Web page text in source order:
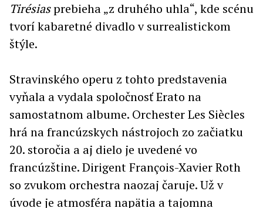
Tirésiasprebieha „z druhého uhla“, kde scénu
tvorí kabaretné divadlo v surrealistickom
štýle.
Stravinského operu z tohto predstavenia
vyňala a vydala spoločnosť Erato na
samostatnom albume. Orchester Les Siècles
hrá na francúzskych nástrojoch zo začiatku
20. storočia a aj dielo je uvedené vo
francúzštine. Dirigent François-Xavier Roth
so zvukom orchestra naozaj čaruje. Už v
úvode je atmosféra napätia a tajomna